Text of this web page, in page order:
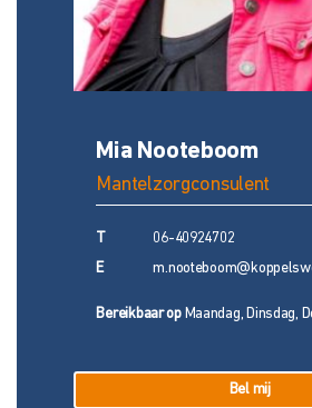
Mia Nooteboom
Mantelzorgconsulent
06-40924702
E
Bereikbaar opMaandag, Dinsdag,
Bel mij